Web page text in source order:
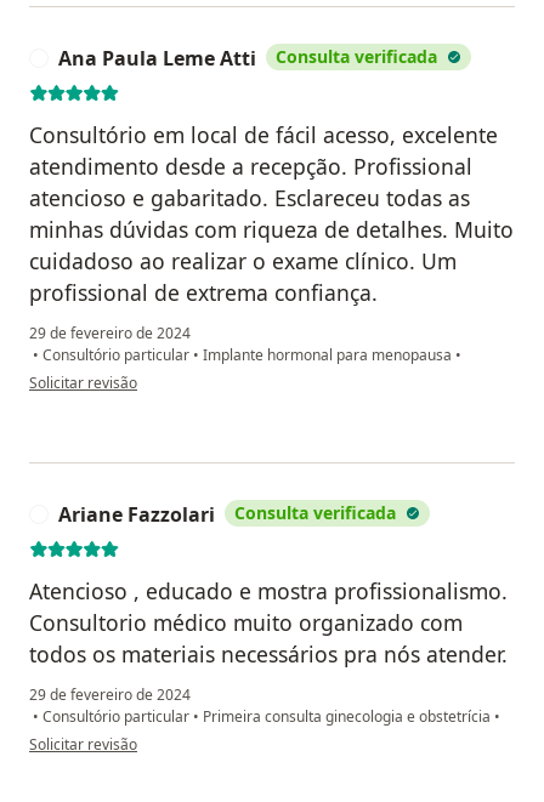
Ana Paula Leme Atti Consulta verificada
Consultório em local de fácil acesso, excelente
atendimento desde a recepção. Profissional
atencioso e gabaritado. Esclareceu todas as
minhas dúvidas com riqueza de detalhes. Muito
cuidadoso ao realizar o exame clínico. Um
profissional de extrema confiança.
29 de fevereiro de 2024
• Consultório particular • Implante hormonal para menopausa •
na opinião do utilizador Ana Paula Leme Atti
Solicitar revisão
Ariane Fazzolari Consulta verificada
Atencioso , educado e mostra profissionalismo.
Consultorio médico muito organizado com
todos os materiais necessários pra nós atender.
29 de fevereiro de 2024
• Consultório particular • Primeira consulta ginecologia e obstetrícia •
na opinião do utilizador Ariane Fazzolari
Solicitar revisão